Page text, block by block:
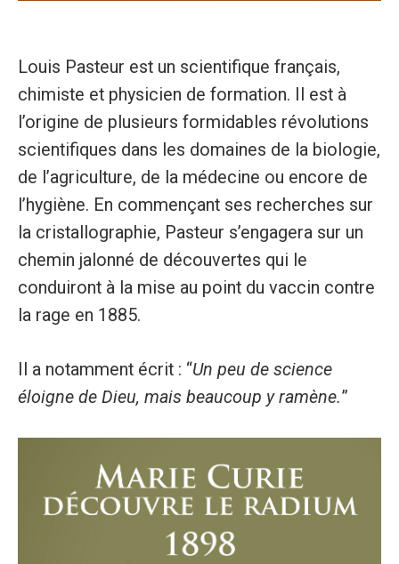
Louis Pasteur est un scientifique français,
chimiste et physicien de formation. Il est à
l’origine de plusieurs formidables révolutions
scientifiques dans les domaines de la biologie,
de l’agriculture, de la médecine ou encore de
l’hygiène. En commençant ses recherches sur
la cristallographie, Pasteur s’engagera sur un
chemin jalonné de découvertes qui le
conduiront à la mise au point du vaccin contre
la rage en 1885.
Il a notamment écrit : “Un peu de science
éloigne de Dieu, mais beaucoup y ramène.”